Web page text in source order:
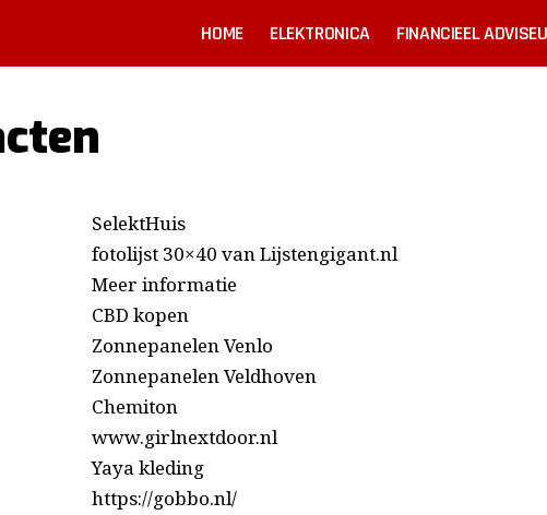
HOME ELEKTRONICA FINANCIEEL
SelektHuis
fotolijst 30×40 van Lijstengigant.nl
Meer informatie
CBD kopen
Zonnepanelen Venlo
Zonnepanelen Veldhoven
Chemiton
www.girlnextdoor.nl
Yaya kleding
https://gobbo.nl/